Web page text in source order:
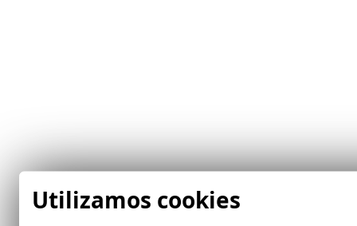
Utilizamos cookies